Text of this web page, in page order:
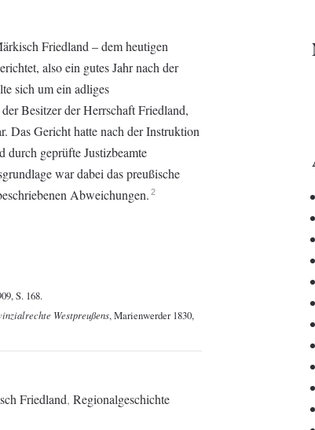
Friedland – dem heutigen
also ein gutes Jahr nach der
sich um ein adliges
Besitzer der Herrschaft Friedland,
Das Gericht hatte nach der Instruktion
durch geprüfte Justizbeamte
war dabei das preußische
Abweichungen. 2
S. 168.
Westpreußens, Marienwerder 1830,
Friedland, Regionalgeschichte